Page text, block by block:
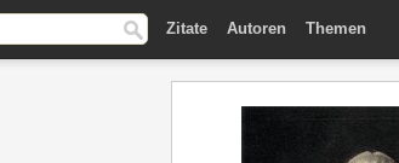
Zitate Autoren Themen